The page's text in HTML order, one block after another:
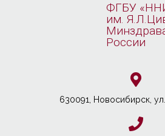
ФГБУ
им.
России
630091, Новосибирcк,